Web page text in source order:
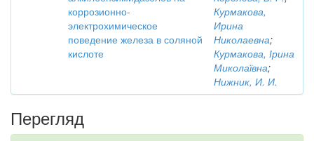
коррозионно-
электрохимическое
поведение железа в соляной
кислоте
Курмакова,
Ирина
Николаевна;
Курмакова, Ірина
Миколаївна;
Нижник, И. И.
Перегляд